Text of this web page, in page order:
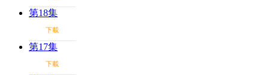
第18集
下載
第17集
下載